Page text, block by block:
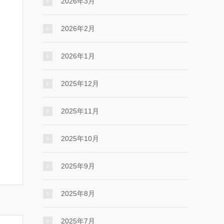
2026年2月
2026年1月
2025年12月
2025年11月
2025年10月
2025年9月
2025年8月
2025年7月